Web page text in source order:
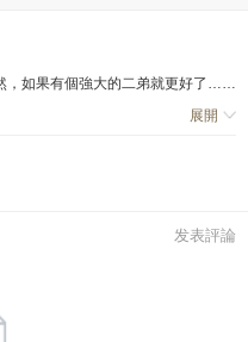
，如果有個強大的二弟就更好了……
是必須的，否則……這個世界對你
展開
发表評論